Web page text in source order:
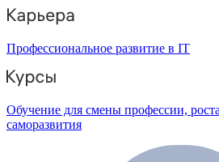
Профессиональное развитие в IT
Обучение для смены профессии,
саморазвития